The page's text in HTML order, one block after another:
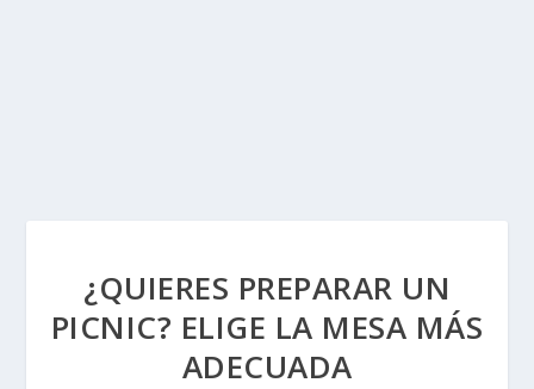
¿QUIERES PREPARAR UN
PICNIC? ELIGE LA MESA MÁS
ADECUADA